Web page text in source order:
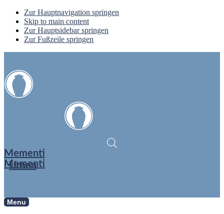
Zur Hauptnavigation springen
Skip to main content
Zur Hauptsidebar springen
Zur Fußzeile springen
Mementi
Urnen
Mementi
Menu